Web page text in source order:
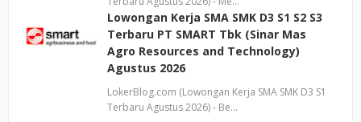
Lowongan Kerja SMA SMK D3 S1 S2 S3
Terbaru PT SMART Tbk (Sinar Mas
Agro Resources and Technology)
Agustus 2026
LokerBlog.com (Lowongan Kerja SMA SMK D3 S1
Terbaru Agustus 2026) - Be…